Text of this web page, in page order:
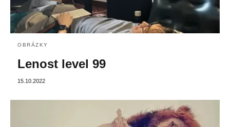
OBRÁZKY
Lenost level 99
15.10.2022